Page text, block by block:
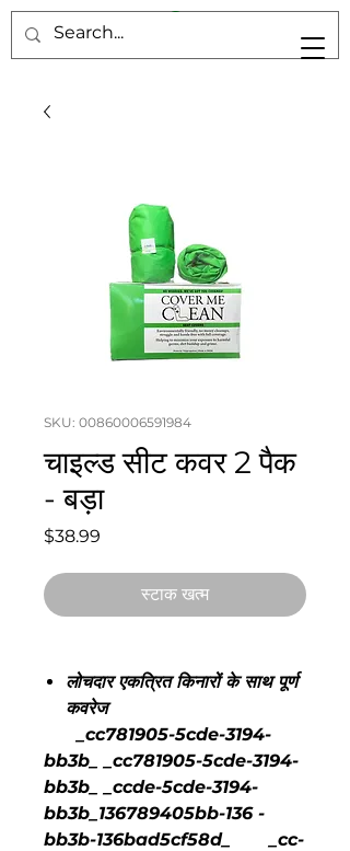
SKU: 00860006591984
चाइल्ड सीट कवर 2 पैक
- बड़ा
$38.99
स्टाक खत्म
लोचदार एकत्रित किनारों के साथ पूर्ण
कवरेज
_cc781905-5cde-3194-
bb3b_ _cc781905-5cde-3194-
bb3b_ _ccde-5cde-3194-
bb3b_136789405bb-136 -
bb3b-136bad5cf58d_ _cc-